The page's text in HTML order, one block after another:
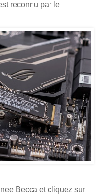
reconnu par le
Becca et cliquez sur